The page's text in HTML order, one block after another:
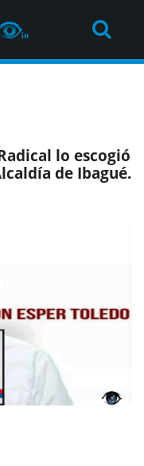
lo escogió
de Ibagué.